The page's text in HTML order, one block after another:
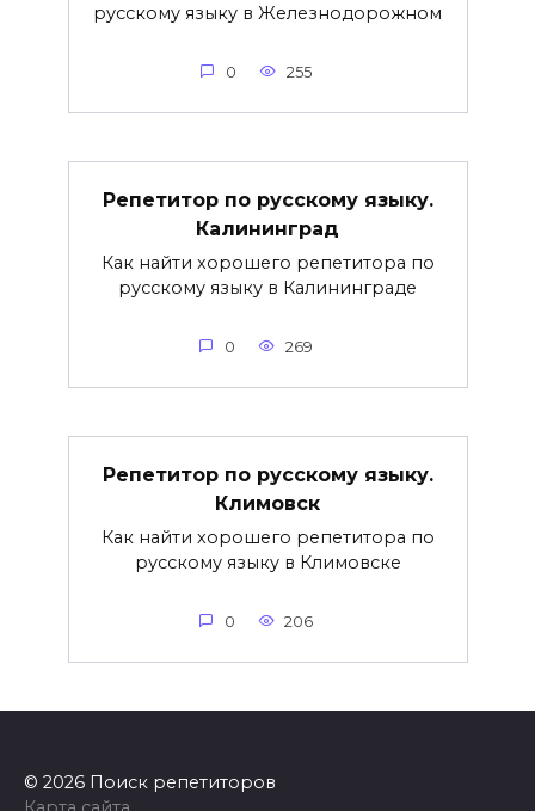
русскому языку в Железнодорожном
0 255
Репетитор по русскому языку.
Калининград
Как найти хорошего репетитора по
русскому языку в Калининграде
0 269
Репетитор по русскому языку.
Климовск
Как найти хорошего репетитора по
русскому языку в Климовске
0 206
© 2026 Поиск репетиторов